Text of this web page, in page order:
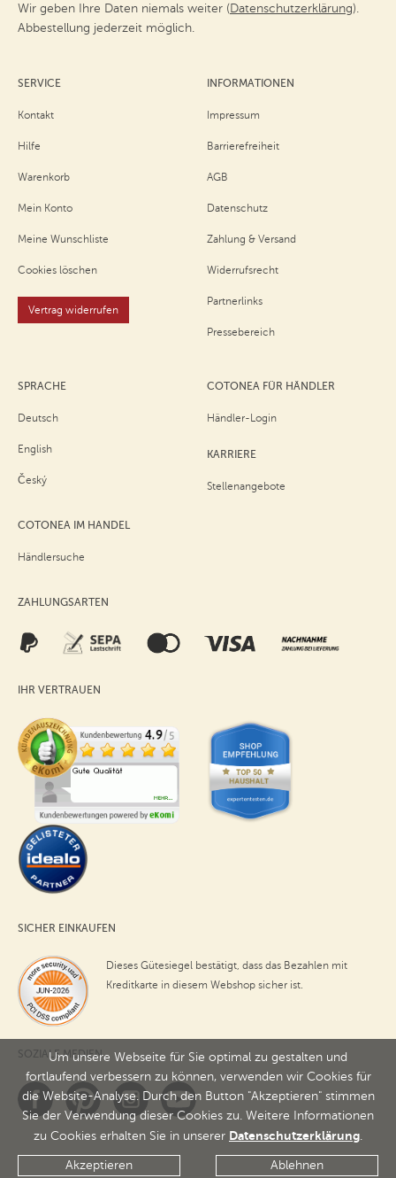
Um unsere Webseite für Sie optimal zu gestalten und
fortlaufend verbessern zu können, verwenden wir Cookies für
die Website-Analyse. Durch den Button "Akzeptieren" stimmen
Sie der Verwendung dieser Cookies zu. Weitere Informationen
zu Cookies erhalten Sie in unserer Datenschutzerklärung.
Akzeptieren Ablehnen
Wir geben Ihre Daten niemals weiter (Datenschutzerklärung).
Abbestellung jederzeit möglich.
SERVICE
Kontakt
Hilfe
Warenkorb
Mein Konto
Meine Wunschliste
Cookies löschen
Vertrag widerrufen
INFORMATIONEN
Impressum
Barrierefreiheit
AGB
Datenschutz
Zahlung & Versand
Widerrufsrecht
Partnerlinks
Pressebereich
SPRACHE
Deutsch
English
Český
COTONEA IM HANDEL
Händlersuche
COTONEA FÜR HÄNDLER
Händler-Login
KARRIERE
Stellenangebote
ZAHLUNGSARTEN
IHR VERTRAUEN
SICHER EINKAUFEN
Dieses Gütesiegel bestätigt, dass das Bezahlen mit
Kreditkarte in diesem Webshop sicher ist.
SOZIALE MEDIEN